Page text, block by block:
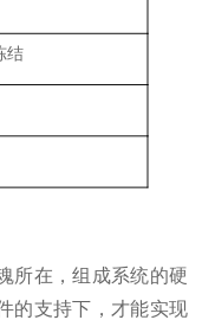
结
所在，组成系统的硬
的支持下，才能实现